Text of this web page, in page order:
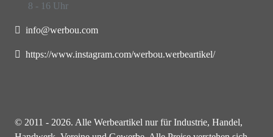
8 - 16 Uhr
info@werbou.com
https://www.instagram.com/werbou.werbeartikel/
© 2011 - 2026. Alle Werbeartikel nur für Industrie, Handel,